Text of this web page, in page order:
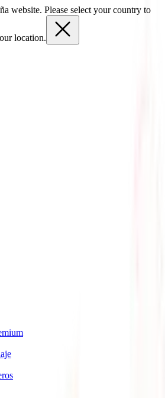
website. Please select your country to
location.